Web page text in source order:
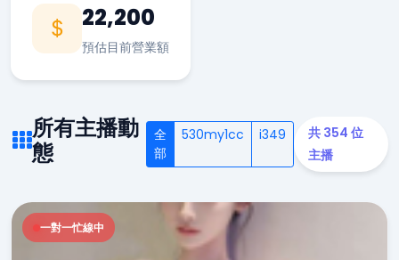
22,200
預估目前營業額
所有主播動
態
全
部
530my1cc i349
共 354 位
主播
一對一忙線中